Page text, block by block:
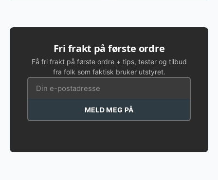
Fri frakt på første ordre
Få fri frakt på første ordre + tips, tester og tilbud
fra folk som faktisk bruker utstyret.
MELD MEG PÅ